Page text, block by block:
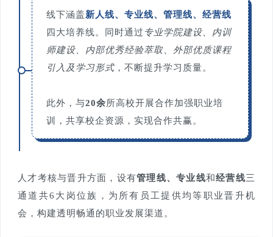
线下涵盖新人线、专业线、管理线、经营线
四大培养线。
同时通过 专业学院建设、内训
师建设、内部优秀经验萃取、外部优质课程
引入及学习形式，不断提升学习质量。
此外，与20余所高校开展合作加强职业培
训，共享校企资源，实现合作共赢。
人才考核与晋升方面，设有管理线、专业线和经营线三
通道共6大岗位族，为所有员工提供均等职业晋升机
会，构建透明畅通的职业发展渠道。